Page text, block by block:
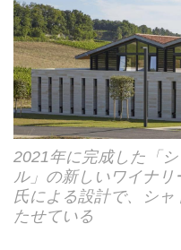
2021年に完成した「
ル」の新しいワイナ
氏による設計で、シ
たせている